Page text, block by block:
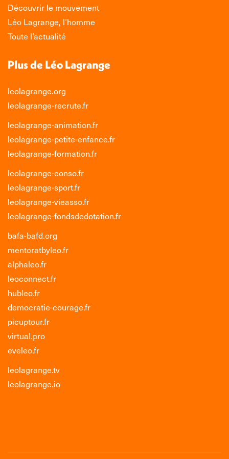
Découvrir le mouvement
Léo Lagrange, l’homme
Toute l’actualité
Plus de Léo Lagrange
leolagrange.org
leolagrange-recrute.fr
leolagrange-animation.fr
leolagrange-petite-enfance.fr
leolagrange-formation.fr
leolagrange-conso.fr
leolagrange-sport.fr
leolagrange-vieasso.fr
leolagrange-fondsdedotation.fr
bafa-bafd.org
mentoratbyleo.fr
alphaleo.fr
leoconnect.fr
hubleo.fr
democratie-courage.fr
picuptour.fr
virtual.pro
eveleo.fr
leolagrange.tv
leolagrange.io